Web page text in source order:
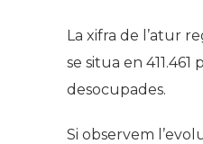
La xifra de l’atur
se situa en 411.461
desocupades.
Si observem